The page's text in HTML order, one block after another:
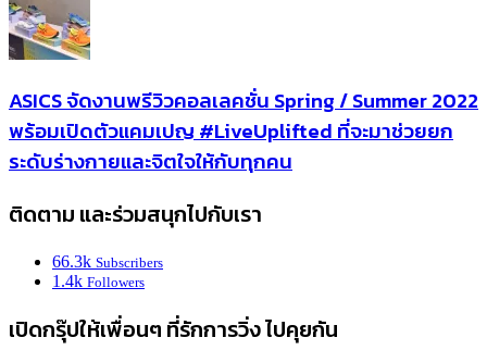
ASICS จัดงานพรีวิวคอลเลคชั่น Spring / Summer 2022
พร้อมเปิดตัวแคมเปญ #LiveUplifted ที่จะมาช่วยยก
ระดับร่างกายและจิตใจให้กับทุกคน
ติดตาม และร่วมสนุกไปกับเรา
66.3k Subscribers
1.4k Followers
เปิดกรุ๊ปให้เพื่อนๆ ที่รักการวิ่ง ไปคุยกัน